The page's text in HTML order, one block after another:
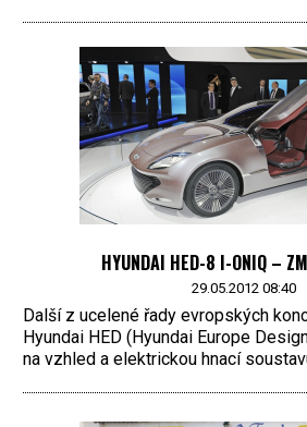
HYUNDAI HED-8 I-ONIQ –
29.05.2012 08:40
Další z ucelené řady evropských
Hyundai HED (Hyundai Europe
na vzhled a elektrickou hnací